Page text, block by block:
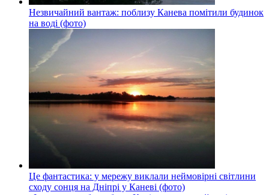
Незвичайний вантаж: поблизу Канева помітили будинок
на воді (фото)
Це фантастика: у мережу виклали неймовірні світлини
сходу сонця на Дніпрі у Каневі (фото)